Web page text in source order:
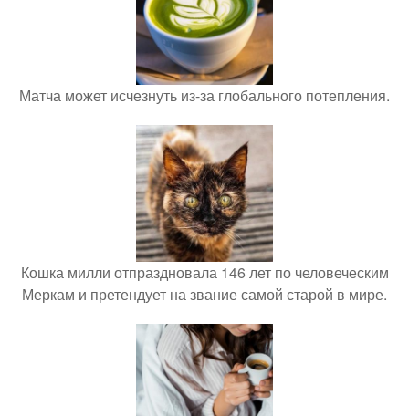
Матча может исчезнуть из-за глобального потепления.
Кошка милли отпраздновала 146 лет по человеческим
Меркам и претендует на звание самой старой в мире.